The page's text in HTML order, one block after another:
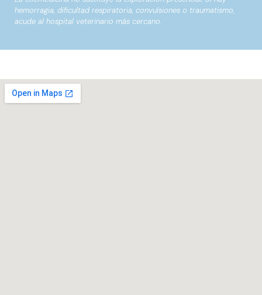
hemorragia, dificultad respiratoria, convulsiones o traumatismo,
acude al hospital veterinario más cercano.